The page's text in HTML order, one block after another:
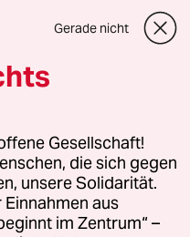
GmbH
oder für Genehmigungen
Richtlinien KI-
Gerade nicht
Gesellschaft!
die sich gegen
unsere Solidarität.
aus
im Zentrum“ –